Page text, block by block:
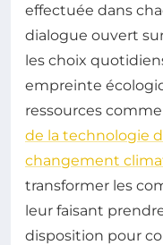
effectuée dans
dialogue ouvert
les choix
empreinte
ressources
de la technologie
changement
transformer les
leur faisant
disposition pour